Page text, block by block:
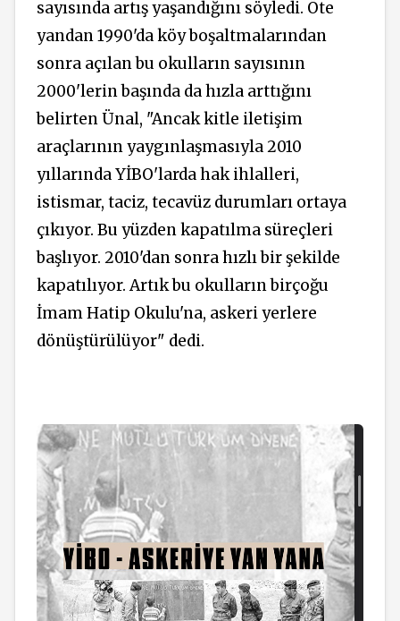
sayısında artış yaşandığını söyledi. Öte
yandan 1990'da köy boşaltmalarından
sonra açılan bu okulların sayısının
2000'lerin başında da hızla arttığını
belirten Ünal, "Ancak kitle iletişim
araçlarının yaygınlaşmasıyla 2010
yıllarında YİBO'larda hak ihlalleri,
istismar, taciz, tecavüz durumları ortaya
çıkıyor. Bu yüzden kapatılma süreçleri
başlıyor. 2010'dan sonra hızlı bir şekilde
kapatılıyor. Artık bu okulların birçoğu
İmam Hatip Okulu'na, askeri yerlere
dönüştürülüyor" dedi.